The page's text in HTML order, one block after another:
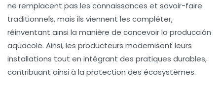
ne remplacent pas les connaissances et savoir-faire
traditionnels, mais ils viennent les compléter,
réinventant ainsi la manière de concevoir la producción
aquacole. Ainsi, les producteurs modernisent leurs
installations tout en intégrant des pratiques durables,
contribuant ainsi à la protection des écosystèmes.